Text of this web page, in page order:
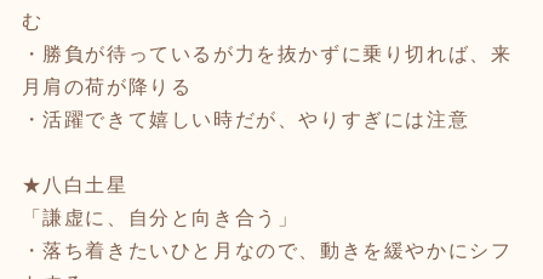
む
・勝負が待っているが力を抜かずに乗り切れば、来
月肩の荷が降りる
・活躍できて嬉しい時だが、やりすぎには注意
★八白土星
「謙虚に、自分と向き合う」
・落ち着きたいひと月なので、動きを緩やかにシフ